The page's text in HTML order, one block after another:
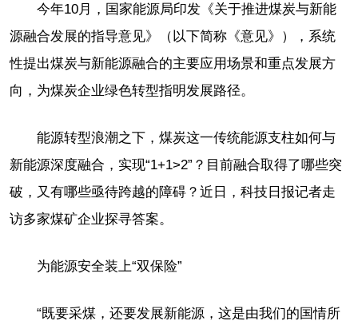
今年10月，国家能源局印发《关于推进煤炭与新能
源融合发展的指导意见》（以下简称《意见》），系统
性提出煤炭与新能源融合的主要应用场景和重点发展方
向，为煤炭企业绿色转型指明发展路径。
能源转型浪潮之下，煤炭这一传统能源支柱如何与
新能源深度融合，实现“1+1>2”？目前融合取得了哪些突
破，又有哪些亟待跨越的障碍？近日，科技日报记者走
访多家煤矿企业探寻答案。
为能源安全装上“双保险”
“既要采煤，还要发展新能源，这是由我们的国情所